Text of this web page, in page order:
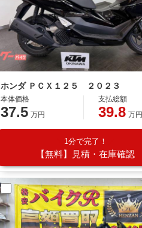
ホンダ ＰＣＸ１２５ ２０２３
本体価格
37.5 万円
支払総額
39.8 万円
1分で完了！
【無料】見積・在庫確認